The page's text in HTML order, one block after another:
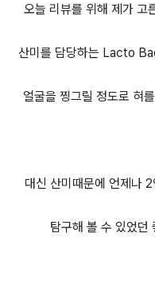
오늘 리뷰를 위해 제가
산미를 담당하는 Lacto
얼굴을 찡그릴 정도로 혀
대신 산미때문에 언제나
탐구해 볼 수 있었던